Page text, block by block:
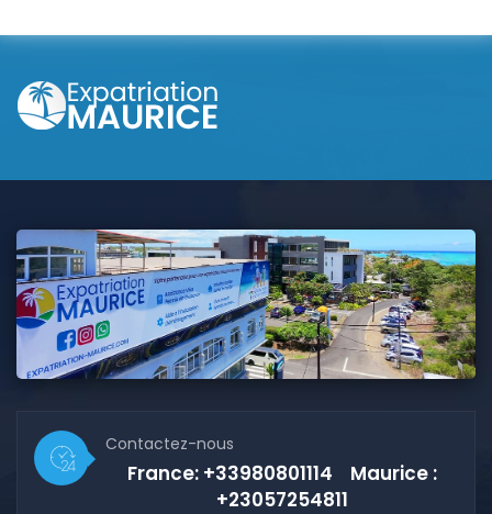
Contactez-nous
France: +33980801114 Maurice :
+23057254811